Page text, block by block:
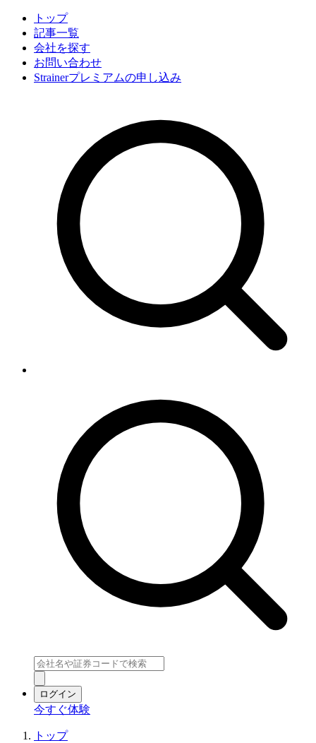
トップ
記事一覧
会社を探す
お問い合わせ
Strainerプレミアムの申し込み
ログイン
今すぐ体験
トップ